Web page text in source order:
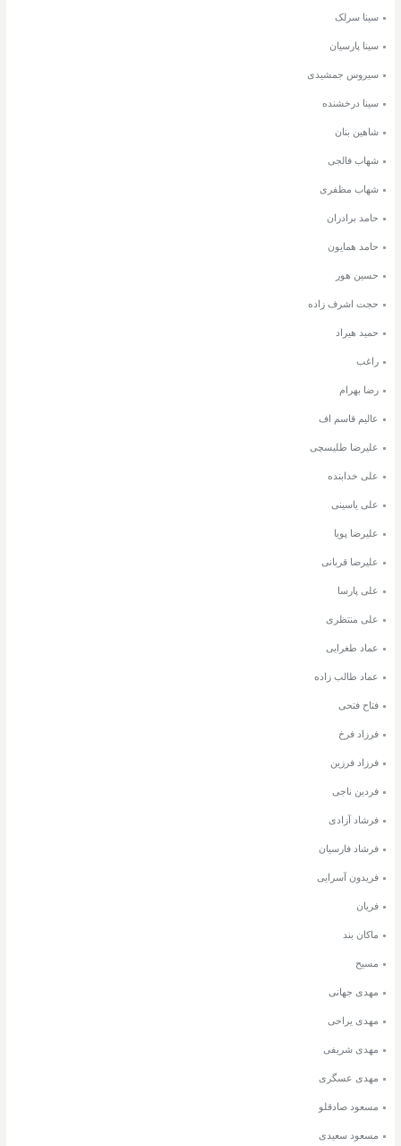
سینا سرلک
سینا پارسیان
سیروس جمشیدی
سینا درخشنده
شاهین بنان
شهاب فالجی
شهاب مظفری
حامد برادران
حامد همایون
حسین هور
حجت اشرف زاده
حمید هیراد
راغب
رضا بهرام
عالیم قاسم اف
علیرضا طلیسچی
علی خدابنده
علی یاسینی
علیرضا پویا
علیرضا قربانی
علی پارسا
علی منتظری
عماد طغرایی
عماد طالب زاده
فتاح فتحی
فرزاد فرخ
فرزاد فرزین
فردین ناجی
فرشاد آزادی
فرشاد فارسیان
فریدون آسرایی
فریان
ماکان بند
مسیح
مهدی جهانی
مهدی یراحی
مهدی شریفی
مهدی عسگری
مسعود صادقلو
مسعود سعیدی